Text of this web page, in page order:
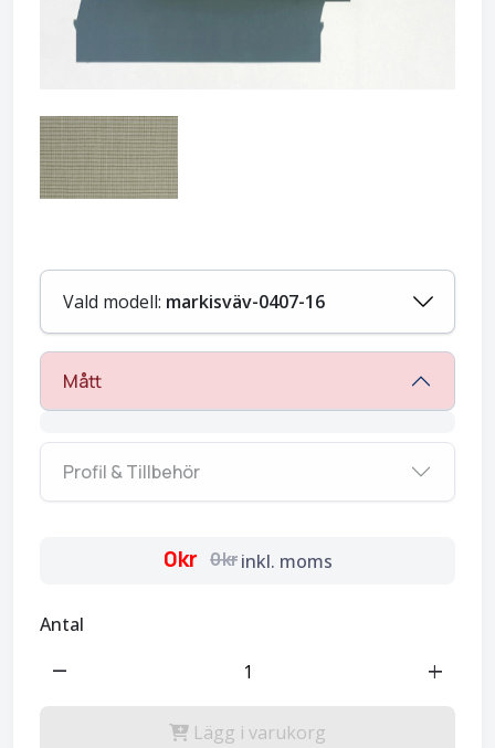
Vald modell: markisväv-0407-16
Mått
Profil & Tillbehör
0kr 0kr inkl. moms
Antal
remove add
Lägg i varukorg